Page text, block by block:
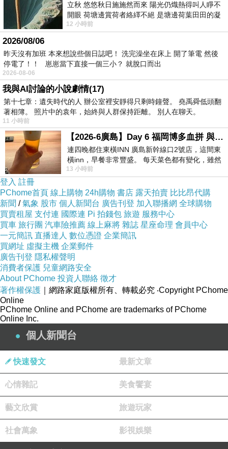
就是四個字吧―亂七八糟，罷了。
我相信，這個世界很多事的發生，有一定的程
序，很多的事冥冥中是注定的，彷彿有人編好劇
情，而自己就是裡頭的主角，所以在劇本裡，或
許緣份就到這裡，所謂的感情，不管是跟親人
的、愛人的、友人的，永遠都勉強不來的，或許
緣份就只到這，那就坦然的接受，畢竟自己不喜
歡的事，要嘛接受，要嘛離開，我選擇離開，然
後接受選擇離開的自己。
上一篇： 感謝..我很幸福..
下一篇：就讓我抱怨吧。
立秋 悠悠秋日施施然而來 陽光仍熾熱得叫人睜不
開眼 荷塘邊賞荷者絡繹不絕 是塘邊荷葉田田的凝
望 風中飄逸的是映日荷花別樣紅
12 小時前
2026/08/06
昨天沒有加班 本來想說些個日誌吧！ 洗完澡坐在床上 開了筆電 然後
停電了！！ 崽崽當下直接一個三小？ 就脫口而出
2026-08-06
我與AI討論的小說劇情(17)
第十七章：遺失時代的人 辦公室裡安靜得只剩時鐘聲。 堯禹舜低頭翻
著相簿。 照片中的袁年，始終與人群保持距離。 別人在聊天。
11 小時前
【2026-6廣島】Day 6 福岡博多血拼 與機場接送少年司機深夜對談
連四晚都住東橫INN 廣島新幹線口2號店，這間東
橫inn，早餐非常豐盛。 每天菜色都有變化，雖然
看到工作人員拿出料理包加熱，但
13 小時前
登入 註冊
PChome首頁 線上購物 24h購物 書店 露天拍賣 比比昂代購
新聞 /氣象 股市 個人新聞台 廣告刊登 加入聯播網 全球購物
買賣租屋 支付連 國際連 Pi 拍錢包 旅遊 服務中心
買車 旅行團 汽車險推薦 線上麻將 雜誌 星座命理 會員中心
一元簡訊 直播達人 數位憑證 企業簡訊
買網址 虛擬主機 企業郵件
廣告刊登 隱私權聲明
消費者保護 兒童網路安全
About PChome 投資人聯絡 徵才
著作權保護 ｜網路家庭版權所有、轉載必究 ‧Copyright PChome
Online
PChome Online and PChome are trademarks of PChome
Online Inc.
個人新聞台
快速發文 最新文章
心情雜記 美食饗宴
藝文欣賞 旅遊玩家
社會萬象 影視娛樂